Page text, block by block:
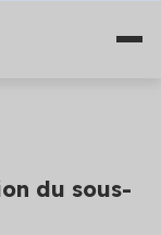
du sous-